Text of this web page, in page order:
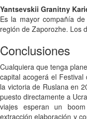
Yantsevskii Granitny
Es la mayor compañía
región de Zaporozhe. Los
Conclusiones
Cualquiera que tenga
capital acogerá el
la victoria de Ruslana en
puesto directamente a
viajes esperan un
extracción elaboración y